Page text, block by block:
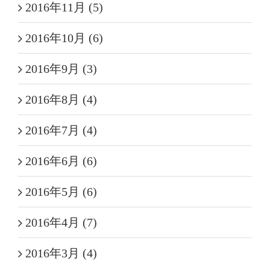
2016年11月 (5)
2016年10月 (6)
2016年9月 (3)
2016年8月 (4)
2016年7月 (4)
2016年6月 (6)
2016年5月 (6)
2016年4月 (7)
2016年3月 (4)